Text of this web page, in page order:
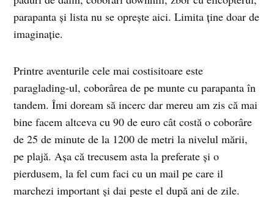
parapanta și lista nu se oprește aici. Limita ține doar de
imaginație.
Printre aventurile cele mai costisitoare este
paraglading-ul, coborârea de pe munte cu parapanta în
tandem. Îmi doream să incerc dar mereu am zis că mai
bine facem altceva cu 90 de euro cât costă o coborâre
de 25 de minute de la 1200 de metri la nivelul mării,
pe plajă. Așa că trecusem asta la preferate și o
pierdusem, la fel cum faci cu un mail pe care il
marchezi important și dai peste el după ani de zile.